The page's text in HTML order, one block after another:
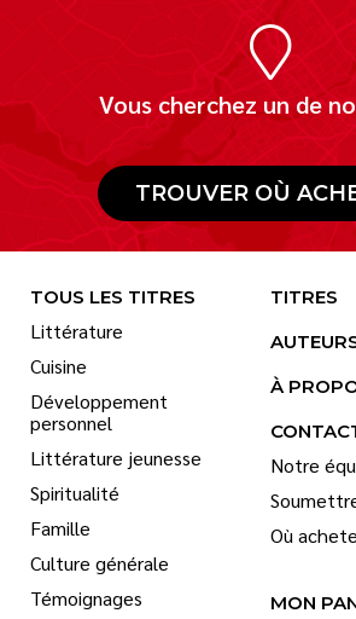
Vous cherchez un de
TROUVER OÙ
TOUS LES TITRES
Littérature
Cuisine
Développement
personnel
Littérature jeunesse
Spiritualité
Famille
Culture générale
Témoignages
TITRES
À
Notre
Où
MON